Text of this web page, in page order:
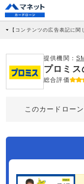
【コンテンツの広告表記に関
社に対して企業から紹介報酬
商品を根拠なくPRするもので
どに基づき、公平性を担保し
>提携企業一覧
提供機関：
プロミス
総合評価
このカードロー